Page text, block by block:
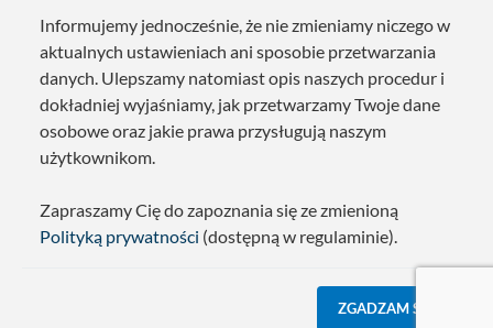
Informujemy jednocześnie, że nie zmieniamy niczego w
aktualnych ustawieniach ani sposobie przetwarzania
danych. Ulepszamy natomiast opis naszych procedur i
dokładniej wyjaśniamy, jak przetwarzamy Twoje dane
osobowe oraz jakie prawa przysługują naszym
użytkownikom.
Zapraszamy Cię do zapoznania się ze zmienioną
Polityką prywatności (dostępną w regulaminie).
ZGADZAM SIĘ